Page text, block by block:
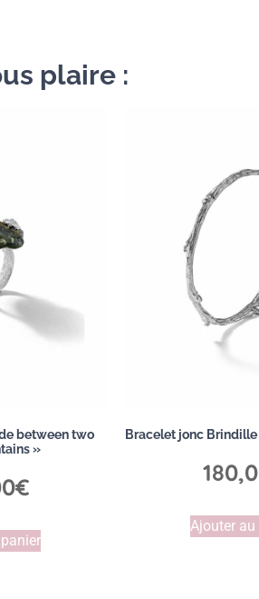
plaire :
between two
»
€
Bracelet jonc
Ajouter au